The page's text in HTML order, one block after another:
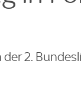
2.